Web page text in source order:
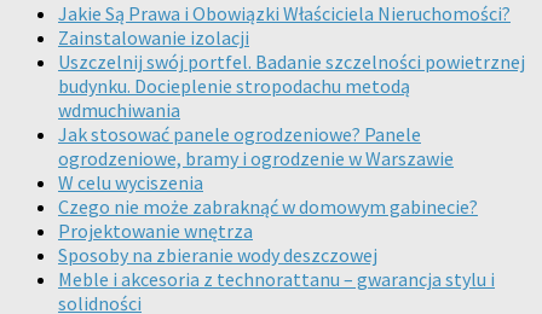
Jakie Są Prawa i Obowiązki Właściciela Nieruchomości?
Zainstalowanie izolacji
Uszczelnij swój portfel. Badanie szczelności powietrznej
budynku. Docieplenie stropodachu metodą
wdmuchiwania
Jak stosować panele ogrodzeniowe? Panele
ogrodzeniowe, bramy i ogrodzenie w Warszawie
W celu wyciszenia
Czego nie może zabraknąć w domowym gabinecie?
Projektowanie wnętrza
Sposoby na zbieranie wody deszczowej
Meble i akcesoria z technorattanu – gwarancja stylu i
solidności